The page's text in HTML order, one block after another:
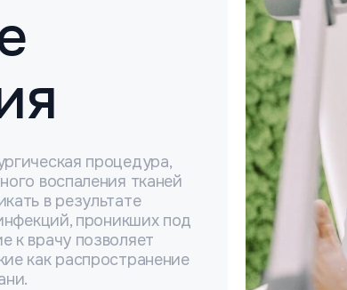
процедура,
воспаления тканей
в результате
проникших под
к врачу позволяет
как распространение